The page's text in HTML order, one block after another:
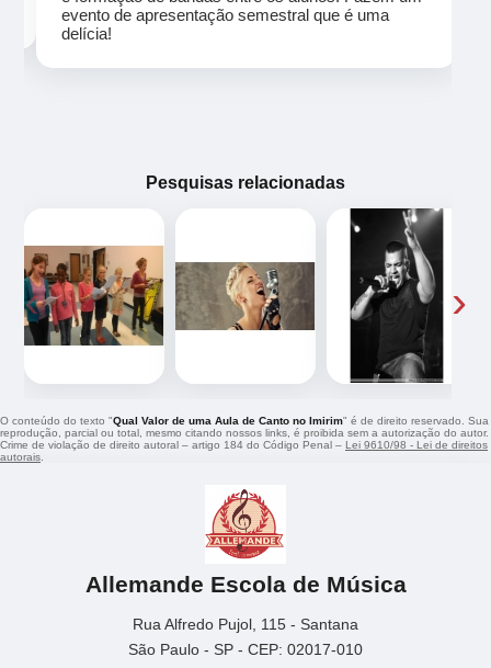
evento de apresentação semestral que é uma
delícia!
Pesquisas relacionadas
‹ ›
O conteúdo do texto "Qual Valor de uma Aula de Canto no Imirim" é de direito reservado. Sua
reprodução, parcial ou total, mesmo citando nossos links, é proibida sem a autorização do autor.
Crime de violação de direito autoral – artigo 184 do Código Penal – Lei 9610/98 - Lei de direitos
autorais.
Allemande Escola de Música
Rua Alfredo Pujol, 115 - Santana
São Paulo - SP - CEP: 02017-010